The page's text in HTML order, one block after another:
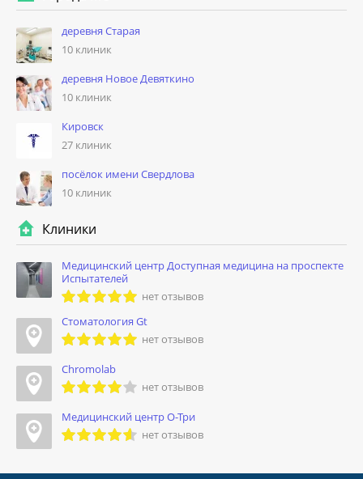
деревня Старая
10 клиник
деревня Новое Девяткино
10 клиник
Кировск
27 клиник
посёлок имени Свердлова
10 клиник
Клиники
Медицинский центр Доступная медицина на проспекте
Испытателей
нет отзывов
Стоматология Gt
нет отзывов
Chromolab
нет отзывов
Медицинский центр О-Три
нет отзывов